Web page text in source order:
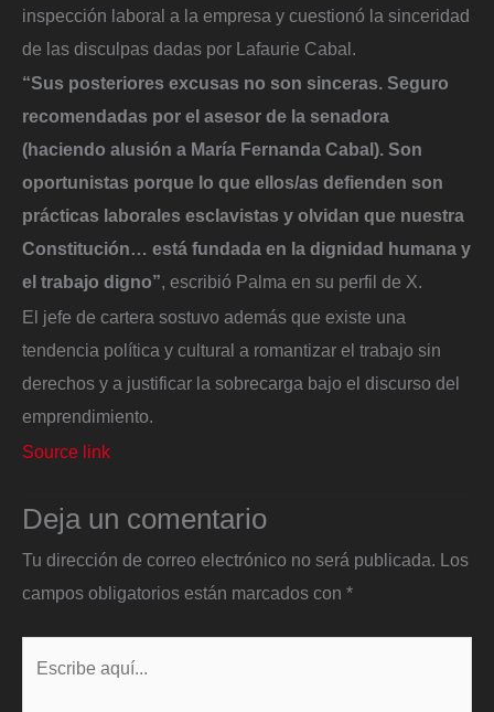
inspección laboral a la empresa y cuestionó la sinceridad
de las disculpas dadas por Lafaurie Cabal.
“Sus posteriores excusas no son sinceras. Seguro
recomendadas por el asesor de la senadora
(haciendo alusión a María Fernanda Cabal). Son
oportunistas porque lo que ellos/as defienden son
prácticas laborales esclavistas y olvidan que nuestra
Constitución… está fundada en la dignidad humana y
el trabajo digno”, escribió Palma en su perfil de X.
El jefe de cartera sostuvo además que existe una
tendencia política y cultural a romantizar el trabajo sin
derechos y a justificar la sobrecarga bajo el discurso del
emprendimiento.
Source link
Deja un comentario
Tu dirección de correo electrónico no será publicada. Los
campos obligatorios están marcados con *